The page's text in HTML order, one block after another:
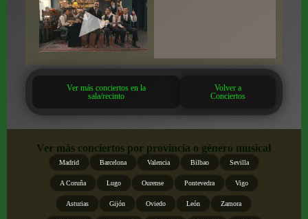
Ver más conciertos en la
sala/recinto
Volver a
Conciertos
Ver más conciertos por provincia o género musical
Madrid Barcelona Valencia Bilbao Sevilla
A Coruña Lugo Ourense Pontevedra Vigo
Asturias Gijón Oviedo León Zamora